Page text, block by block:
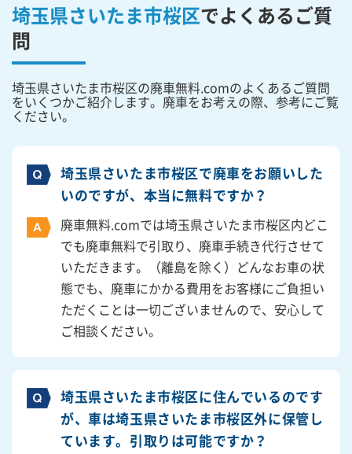
埼玉県さいたま市桜区でよくあるご質
問
埼玉県さいたま市桜区の廃車無料.comのよくあるご質問
をいくつかご紹介します。廃車をお考えの際、参考にご覧
ください。
埼玉県さいたま市桜区で廃車をお願いした
いのですが、本当に無料ですか？
廃車無料.comでは埼玉県さいたま市桜区内どこ
でも廃車無料で引取り、廃車手続き代行させて
いただきます。（離島を除く）どんなお車の状
態でも、廃車にかかる費用をお客様にご負担い
ただくことは一切ございませんので、安心して
ご相談ください。
埼玉県さいたま市桜区に住んでいるのです
が、車は埼玉県さいたま市桜区外に保管し
ています。引取りは可能ですか？